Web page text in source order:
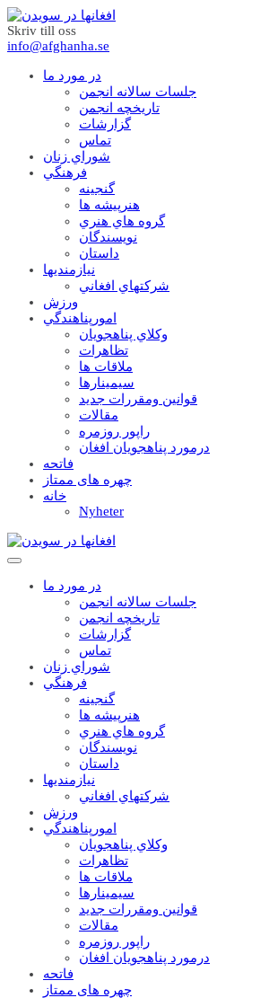
Skriv till oss
info@afghanha.se
در مورد ما
جلسات سالانه انجمن
تاریخچه انجمن
گزارشات
تماس
شوراي زنان
فرهنگي
گنجينه
هنرپيشه ها
گروه هاي هنري
نويسندگان
داستان
نيازمنديها
شرکتهاي افغاني
ورزش
امورپناهندگي
وکلاي پناهجويان
تظاهرات
ملاقات ها
سيمينارها
قوانين ومقررات جديد
مقالات
راپور روزمره
درمورد پناهجويان افغان
فاتحه
چهره های ممتاز
خانه
Nyheter
در مورد ما
جلسات سالانه انجمن
تاریخچه انجمن
گزارشات
تماس
شوراي زنان
فرهنگي
گنجينه
هنرپيشه ها
گروه هاي هنري
نويسندگان
داستان
نيازمنديها
شرکتهاي افغاني
ورزش
امورپناهندگي
وکلاي پناهجويان
تظاهرات
ملاقات ها
سيمينارها
قوانين ومقررات جديد
مقالات
راپور روزمره
درمورد پناهجويان افغان
فاتحه
چهره های ممتاز